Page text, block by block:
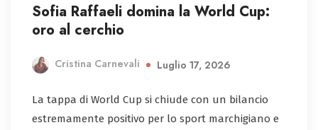
Sofia Raffaeli domina la World Cup:
oro al cerchio
Cristina Carnevali Luglio 17, 2026
La tappa di World Cup si chiude con un bilancio
estremamente positivo per lo sport marchigiano e